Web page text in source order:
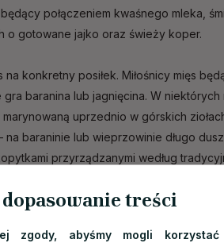
połączeniem kwaśnego mleka,
o gotowane jajko oraz świeży koper.
konkretny posiłek. Miłośnicy mięs
baranina lub jagnięcina. W
uprzednio w górskich
baraninie lub wieprzowinie długo
przyrządzanymi według
zapraszamy!
naszej restauracji po prostu trzeba
treści
zgody, abyśmy mogli